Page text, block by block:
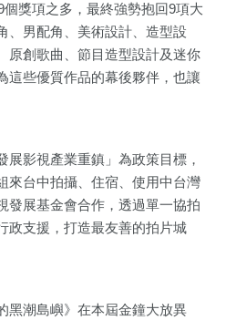
獎項之多，最終強勢抱回9項大
、男配角、美術設計、造型設
原創歌曲、節目造型設計及迷你
這些優質作品的幕後夥伴，也讓
影視產業重鎮」為政策目標，
來台中拍攝、住宿、使用中台灣
發展基金會合作，透過單一協拍
政支援，打造最友善的拍片城
黑潮島嶼》在本屆金鐘大放異